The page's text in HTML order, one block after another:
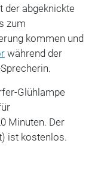
der abgeknickte
zum
kommen und
während der
Glühlampe
Minuten. Der
ist kostenlos.